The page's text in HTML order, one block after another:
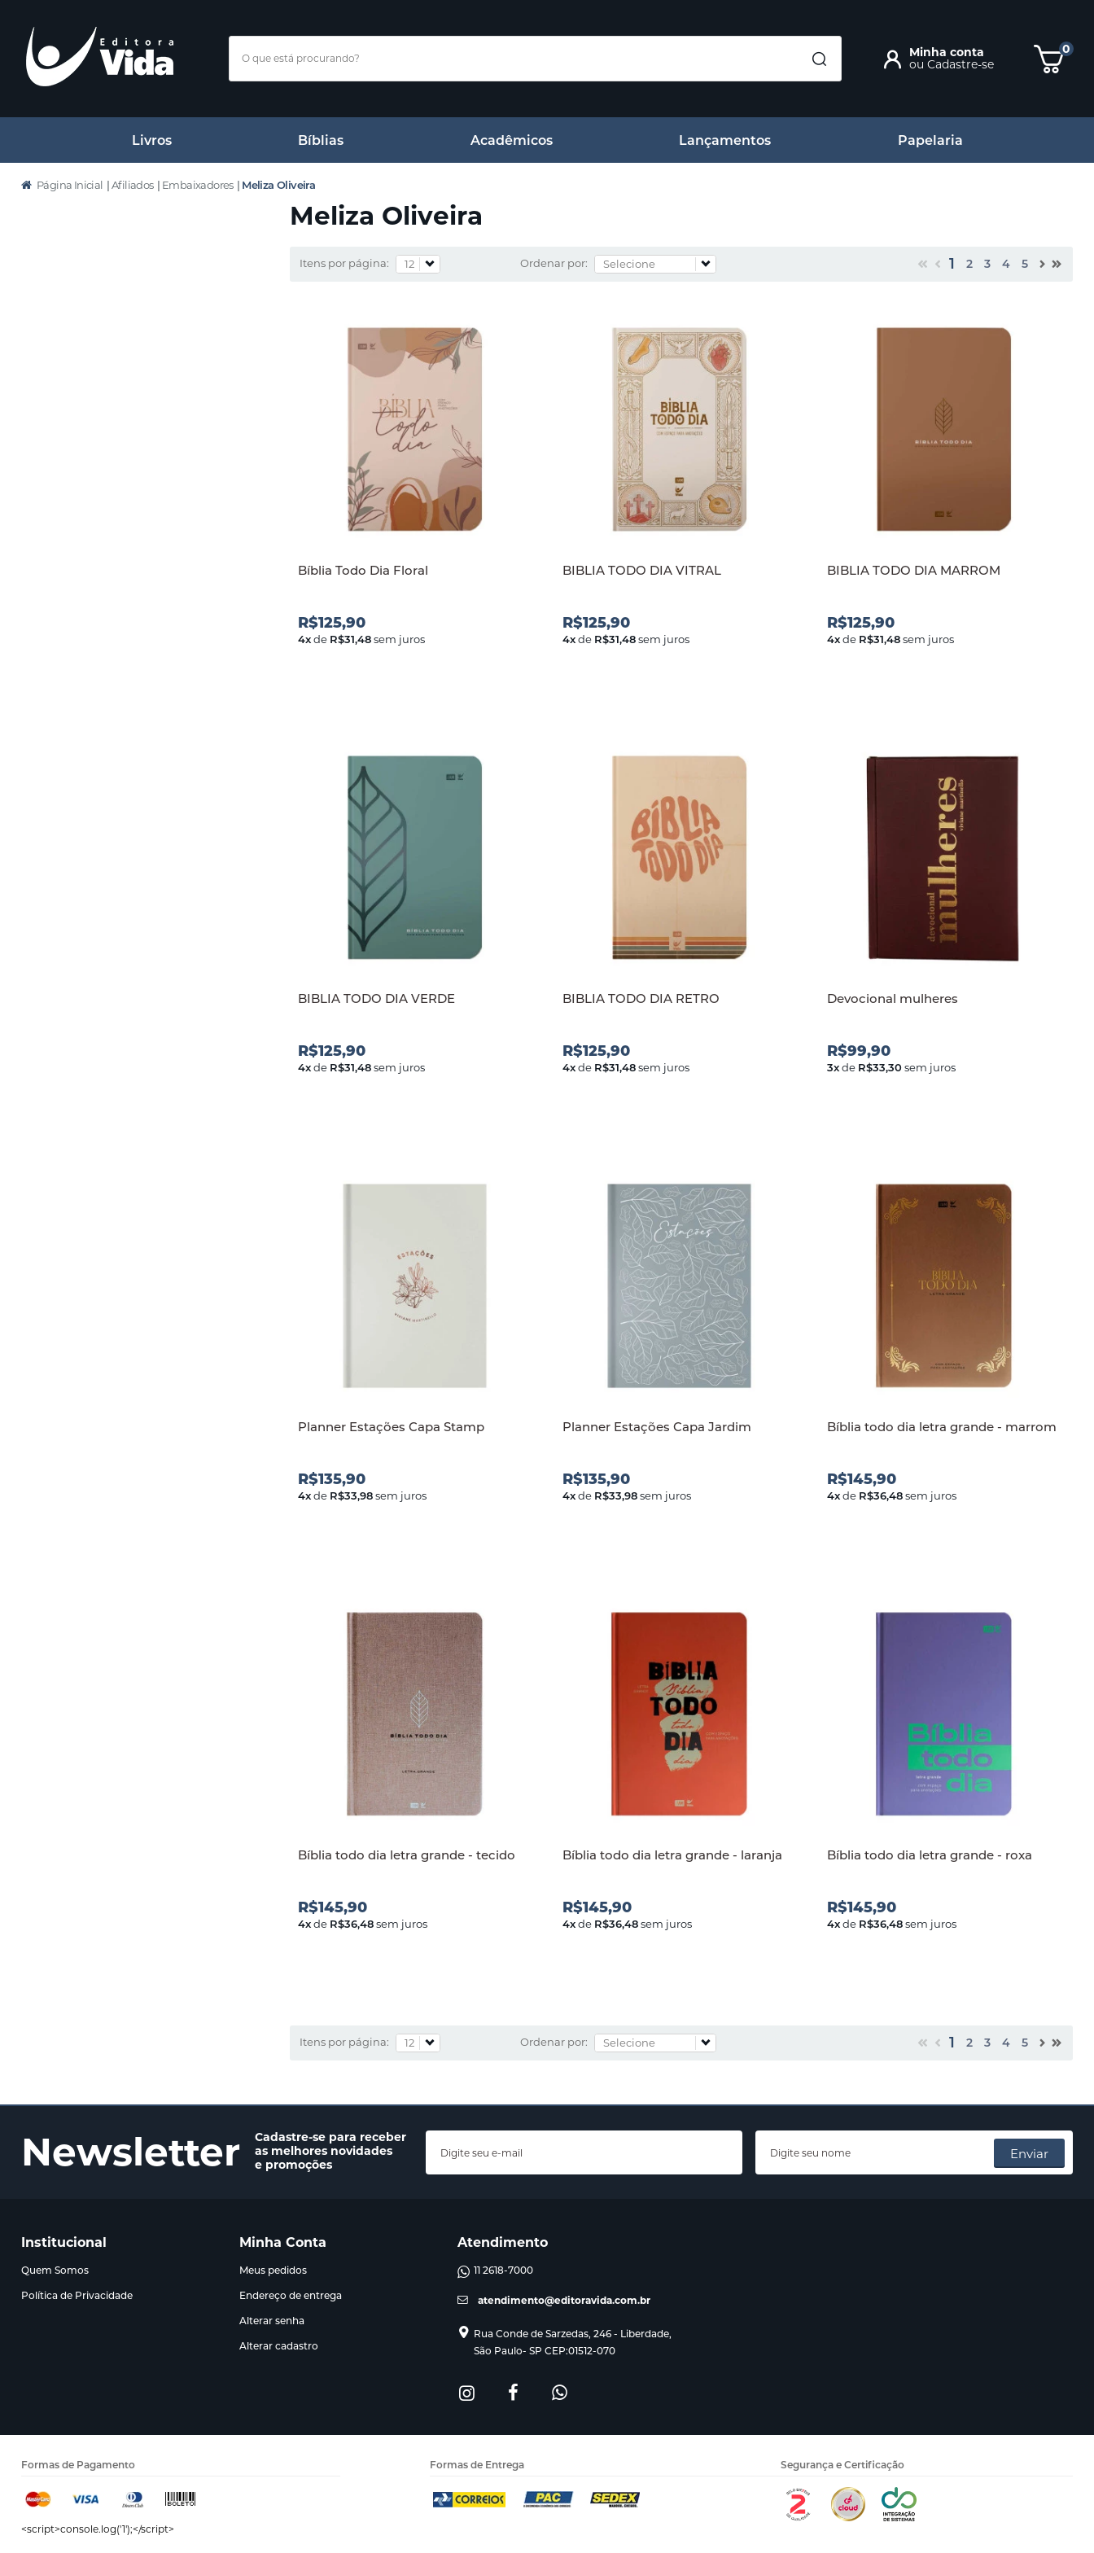
Minha conta
ou Cadastre-se
0
Livros Bíblias Acadêmicos Lançamentos Papelaria
Página Inicial |Afiliados | Embaixadores | Meliza Oliveira
Meliza Oliveira
Itens por página: Ordenar por: 1 2 3 4 5
Bíblia Todo Dia Floral
R$125,90
4xde R$31,48sem juros
BIBLIA TODO DIA VITRAL
R$125,90
4xde R$31,48sem juros
BIBLIA TODO DIA MARROM
R$125,90
4xde R$31,48sem juros
BIBLIA TODO DIA VERDE
R$125,90
4xde R$31,48sem juros
BIBLIA TODO DIA RETRO
R$125,90
4xde R$31,48sem juros
Devocional mulheres
R$99,90
3xde R$33,30sem juros
Planner Estações Capa Stamp
R$135,90
4xde R$33,98sem juros
Planner Estações Capa Jardim
R$135,90
4xde R$33,98sem juros
Bíblia todo dia letra grande - marrom
R$145,90
4xde R$36,48sem juros
Bíblia todo dia letra grande - tecido
R$145,90
4xde R$36,48sem juros
Bíblia todo dia letra grande - laranja
R$145,90
4xde R$36,48sem juros
Bíblia todo dia letra grande - roxa
R$145,90
4xde R$36,48sem juros
Itens por página: Ordenar por: 1 2 3 4 5
Newsletter
Cadastre-se para receber
as melhores novidades
e promoções
Enviar
Institucional
Quem Somos
Política de Privacidade
Minha Conta
Meus pedidos
Endereço de entrega
Alterar senha
Alterar cadastro
Atendimento
11 2618-7000
atendimento@editoravida.com.br
Rua Conde de Sarzedas, 246 - Liberdade,
São Paulo- SP CEP:01512-070
Formas de Pagamento
<script>console.log('1');</script>
Formas de Entrega Segurança e Certificação